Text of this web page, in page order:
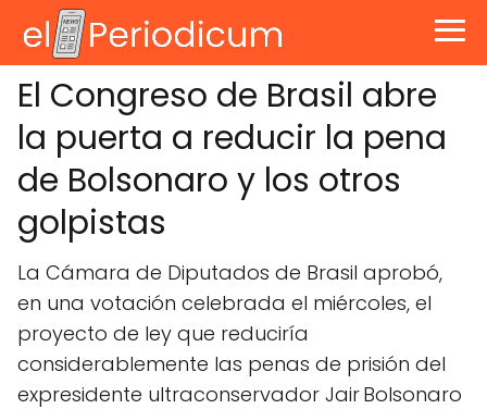
El Congreso de Brasil abre
la puerta a reducir la pena
de Bolsonaro y los otros
golpistas
La Cámara de Diputados de Brasil aprobó,
en una votación celebrada el miércoles, el
proyecto de ley que reduciría
considerablemente las penas de prisión del
expresidente ultraconservador Jair Bolsonaro